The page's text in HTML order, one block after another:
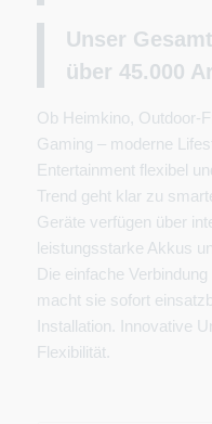
Unser
über 45.000
Ob Heimkino, Outdoor-
Gaming – moderne
Entertainment flexibel
Trend geht klar zu
Geräte verfügen über
leistungsstarke Akkus
Die einfache
macht sie sofort
Installation. Innovative
Flexibilität.